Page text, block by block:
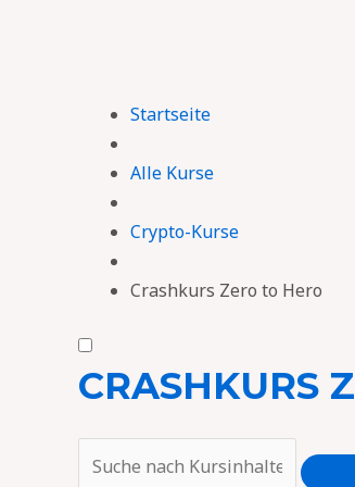
Startseite
Alle Kurse
Crypto-Kurse
Crashkurs Zero to Hero
CRASHKURS